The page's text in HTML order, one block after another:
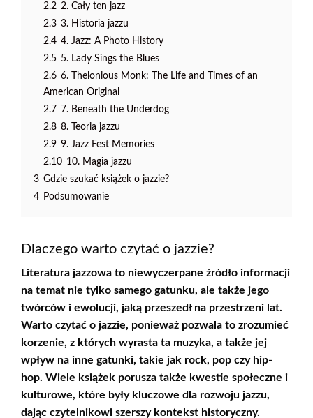
2.2 2. Cały ten jazz
2.3 3. Historia jazzu
2.4 4. Jazz: A Photo History
2.5 5. Lady Sings the Blues
2.6 6. Thelonious Monk: The Life and Times of an
American Original
2.7 7. Beneath the Underdog
2.8 8. Teoria jazzu
2.9 9. Jazz Fest Memories
2.10 10. Magia jazzu
3 Gdzie szukać książek o jazzie?
4 Podsumowanie
Dlaczego warto czytać o jazzie?
Literatura jazzowa to niewyczerpane źródło informacji
na temat nie tylko samego gatunku, ale także jego
twórców i ewolucji, jaką przeszedł na przestrzeni lat.
Warto czytać o jazzie, ponieważ pozwala to zrozumieć
korzenie, z których wyrasta ta muzyka, a także jej
wpływ na inne gatunki, takie jak rock, pop czy hip-
hop. Wiele książek porusza także kwestie społeczne i
kulturowe, które były kluczowe dla rozwoju jazzu,
dając czytelnikowi szerszy kontekst historyczny.